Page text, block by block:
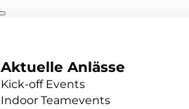
Aktuelle Anlässe
Kick-off Events
Indoor Teamevents